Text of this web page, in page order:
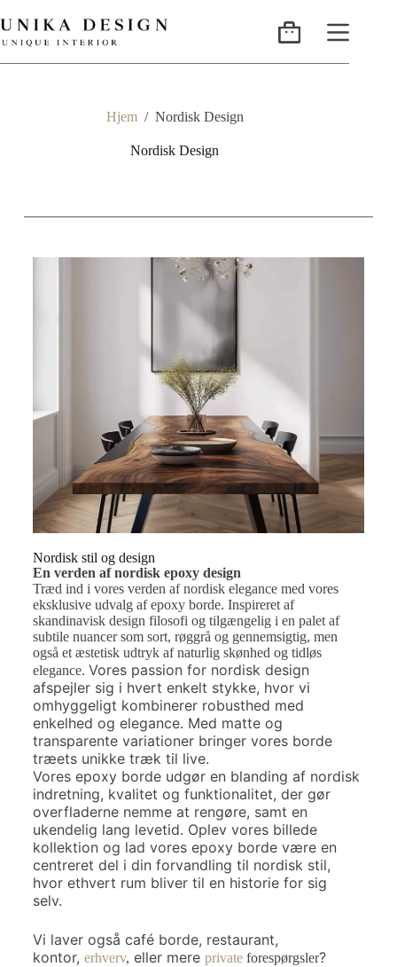
Hjem / Nordisk Design
Nordisk Design
Nordisk stil og design
En verden af nordisk epoxy design
Træd ind i vores verden af nordisk elegance med vores
eksklusive udvalg af epoxy borde. Inspireret af
skandinavisk design filosofi og tilgængelig i en palet af
subtile nuancer som sort, røggrå og gennemsigtig, men
også et æstetisk udtryk af naturlig skønhed og tidløs
elegance. Vores passion for nordisk design
afspejler sig i hvert enkelt stykke, hvor vi
omhyggeligt kombinerer robusthed med
enkelhed og elegance. Med matte og
transparente variationer bringer vores borde
træets unikke træk til live.
Vores epoxy borde udgør en blanding af nordisk
indretning, kvalitet og funktionalitet, der gør
overfladerne nemme at rengøre, samt en
ukendelig lang levetid. Oplev vores billede
kollektion og lad vores epoxy borde være en
centreret del i din forvandling til nordisk stil,
hvor ethvert rum bliver til en historie for sig
selv.
Vi laver også café borde, restaurant,
kontor, erhverv, eller mere privateforespørgsler?